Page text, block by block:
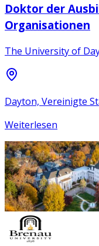
Doktor der
Organisationen
The University of
Dayton, Vereinigte
Weiterlesen